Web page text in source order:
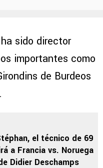
sido director
importantes como
de Burdeos
el técnico de 69
a Francia vs. Noruega
Didier Deschamps